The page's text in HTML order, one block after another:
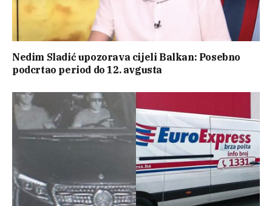
Nedim Sladić upozorava cijeli Balkan: Posebno
podcrtao period do 12. avgusta